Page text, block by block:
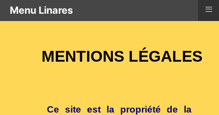
Menu Linares ≡
MENTIONS LÉGALES
Ce site est la propriété de la